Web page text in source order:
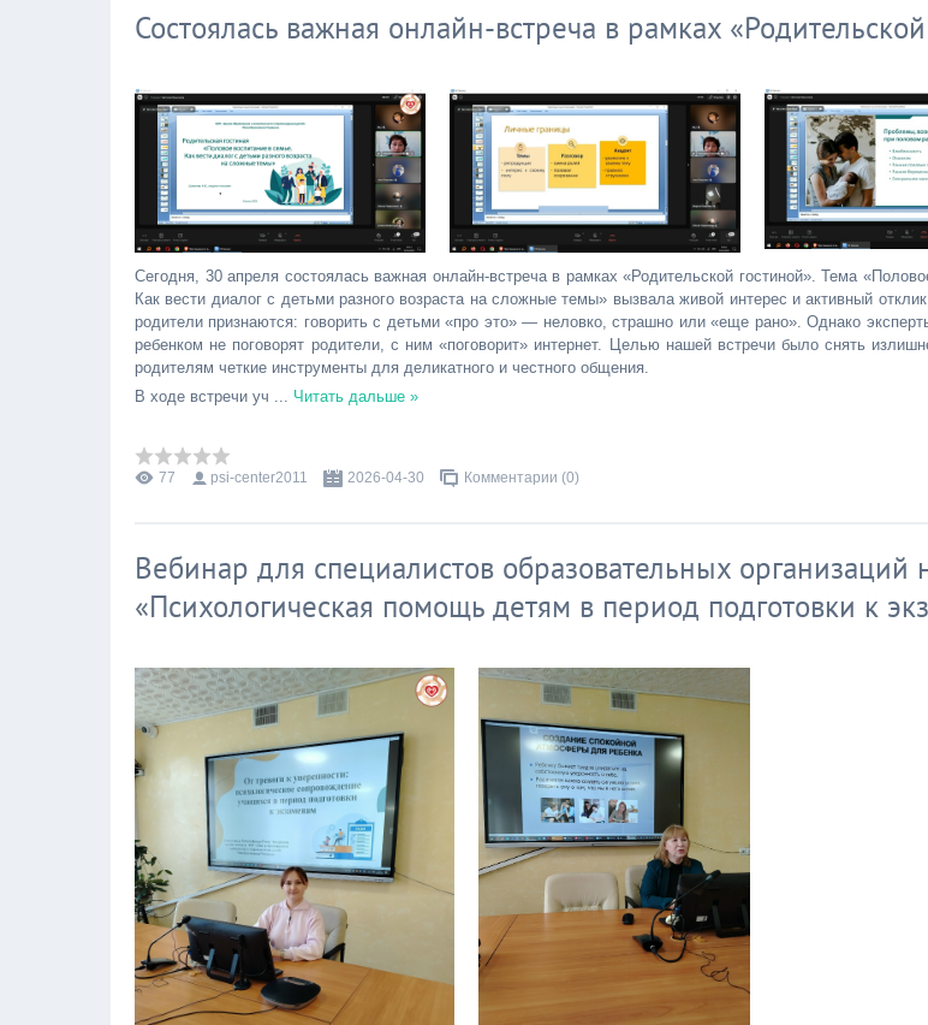
Состоялась важная онлайн-встреча в рамках
Сегодня, 30 апреля состоялась важная онлайн-встреча в рамках «Родительской гостиной». Тема
Как вести диалог с детьми разного возраста на сложные темы» вызвала живой интерес и активный
родители признаются: говорить с детьми «про это» — неловко, страшно или «еще рано». Однако
ребенком не поговорят родители, с ним «поговорит» интернет. Целью нашей встречи было снять
родителям четкие инструменты для деликатного и честного общения.
В ходе встречи уч ... Читать дальше »
77 psi-center2011 2026-04-30 Комментарии (0)
Вебинар для специалистов образовательных организаций
«Психологическая помощь детям в период подготовки к